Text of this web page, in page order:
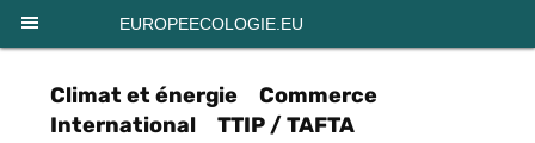
EUROPEECOLOGIE.EU
Climat et énergie
Commerce
International
TTIP / TAFTA